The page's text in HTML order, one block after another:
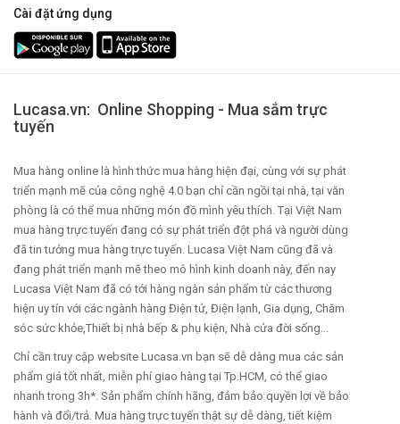
Cài đặt ứng dụng
Lucasa.vn: Online Shopping - Mua sắm trực
tuyến
Mua hàng online là hình thức mua hàng hiện đại, cùng với sự phát
triển mạnh mẽ của công nghệ 4.0 bạn chỉ cần ngồi tại nhà, tại văn
phòng là có thể mua những món đồ mình yêu thích. Tại Việt Nam
mua hàng trực tuyến đang có sự phát triển đột phá và người dùng
đã tin tưởng mua hàng trực tuyến. Lucasa Việt Nam cũng đã và
đang phát triển mạnh mẽ theo mô hình kinh doanh này, đến nay
Lucasa Việt Nam đã có tới hàng ngàn sản phẩm từ các thương
hiện uy tín với các ngành hàng Điện tử, Điện lạnh, Gia dụng, Chăm
sóc sức khỏe,Thiết bị nhà bếp & phụ kiện, Nhà cửa đời sống...
Chỉ cần truy cập website Lucasa.vn bạn sẽ dễ dàng mua các sản
phẩm giá tốt nhất, miễn phí giao hàng tại Tp.HCM, có thể giao
nhanh trong 3h*. Sản phẩm chính hãng, đảm bảo quyền lợi về bảo
hành và đổi/trả. Mua hàng trực tuyến thật sự dễ dàng, tiết kiệm